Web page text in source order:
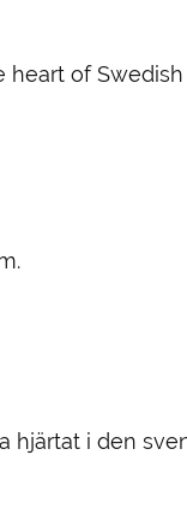
of
hjärtat i den